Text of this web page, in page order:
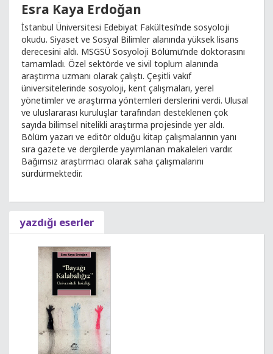
Esra Kaya Erdoğan
İstanbul Üniversitesi Edebiyat Fakültesi’nde sosyoloji
okudu. Siyaset ve Sosyal Bilimler alanında yüksek lisans
derecesini aldı. MSGSÜ Sosyoloji Bölümü’nde doktorasını
tamamladı. Özel sektörde ve sivil toplum alanında
araştırma uzmanı olarak çalıştı. Çeşitli vakıf
üniversitelerinde sosyoloji, kent çalışmaları, yerel
yönetimler ve araştırma yöntemleri derslerini verdi. Ulusal
ve uluslararası kuruluşlar tarafından desteklenen çok
sayıda bilimsel nitelikli araştırma projesinde yer aldı.
Bölüm yazarı ve editör olduğu kitap çalışmalarının yanı
sıra gazete ve dergilerde yayımlanan makaleleri vardır.
Bağımsız araştırmacı olarak saha çalışmalarını
sürdürmektedir.
yazdığı eserler